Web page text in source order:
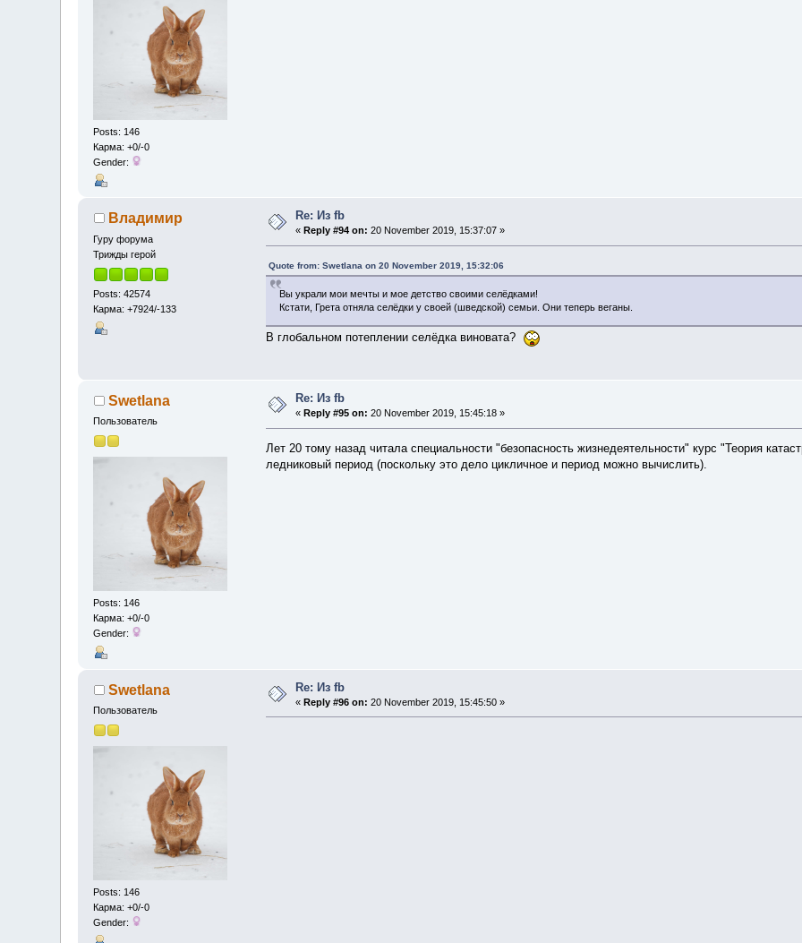
Posts: 146
Карма: +0/-0
Gender:
Владимир
Гуру форума
Трижды герой
Posts: 42574
Карма: +7924/-133
Re: Из fb
« Reply #94 on: 20 November 2019, 15:37:07 »
Quote from: Swetlana on 20 November 2019, 15:32:06
Вы украли мои мечты и мое детство своими селёдками!
Кстати, Грета отняла селёдки у своей (шведской) семьи. Они теперь веганы.
В глобальном потеплении селёдка виновата?
Swetlana
Пользователь
Posts: 146
Карма: +0/-0
Gender:
Re: Из fb
« Reply #95 on: 20 November 2019, 15:45:18 »
Лет 20 тому назад читала специальности "безопасность жизнедеятельности" курс "Теория
ледниковый период (поскольку это дело цикличное и период можно вычислить).
Swetlana
Пользователь
Posts: 146
Карма: +0/-0
Gender:
Re: Из fb
« Reply #96 on: 20 November 2019, 15:45:50 »